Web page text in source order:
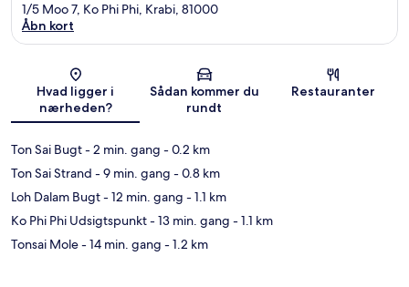
Kort
1/5 Moo 7, Ko Phi Phi, Krabi, 81000
Åbn kort
Hvad ligger i
nærheden?
Sådan kommer du
rundt
Restauranter
Ton Sai Bugt- 2 min. gang - 0.2 km
Ton Sai Strand - 9 min. gang - 0.8 km
Loh Dalam Bugt- 12 min. gang - 1.1 km
Ko Phi Phi Udsigtspunkt- 13 min. gang - 1.1 km
Tonsai Mole- 14 min. gang - 1.2 km